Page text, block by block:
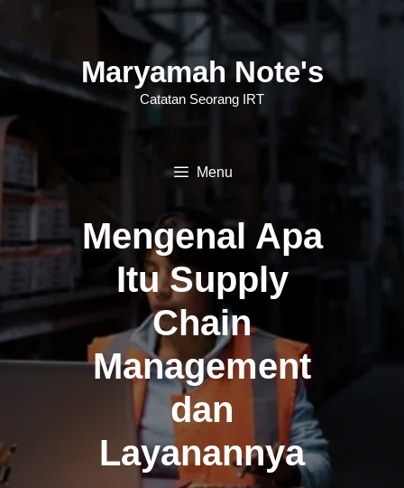
isi
Maryamah Note's
Catatan Seorang IRT
Menu
Mengenal Apa
Itu Supply
Chain
Management
dan
Layanannya